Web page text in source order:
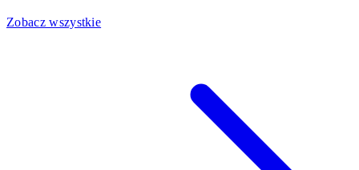
Zobacz wszystkie